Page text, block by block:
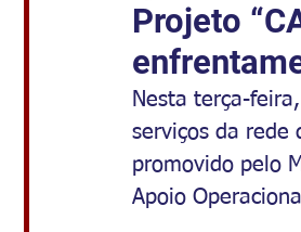
Projeto
Nesta terça-
serviços da rede
promovido pelo
Apoio